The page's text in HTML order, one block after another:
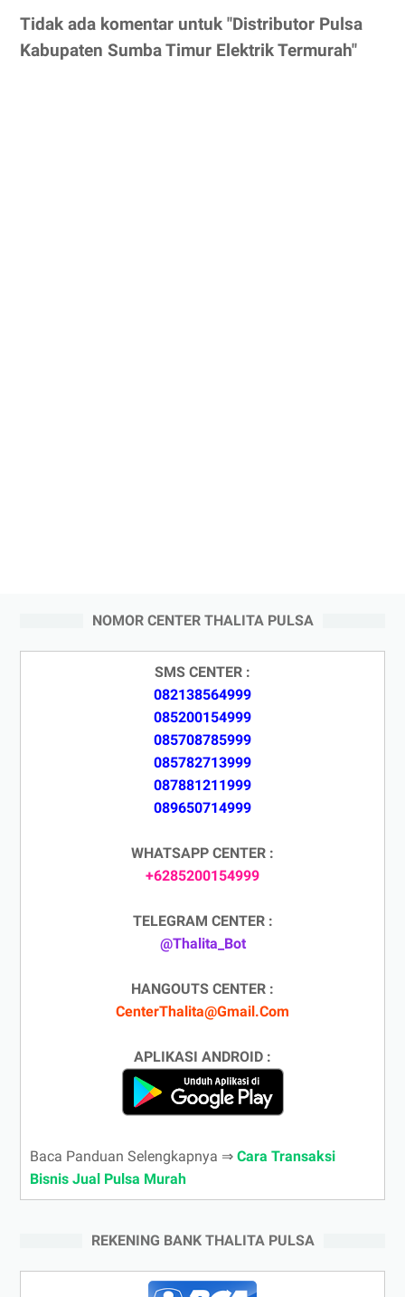
Tidak ada komentar untuk "Distributor Pulsa
Kabupaten Sumba Timur Elektrik Termurah"
NOMOR CENTER THALITA PULSA
SMS CENTER :
082138564999
085200154999
085708785999
085782713999
087881211999
089650714999
WHATSAPP CENTER :
+6285200154999
TELEGRAM CENTER :
@Thalita_Bot
HANGOUTS CENTER :
CenterThalita@Gmail.Com
APLIKASI ANDROID :
Baca Panduan Selengkapnya ⇒ Cara Transaksi
Bisnis Jual Pulsa Murah
REKENING BANK THALITA PULSA